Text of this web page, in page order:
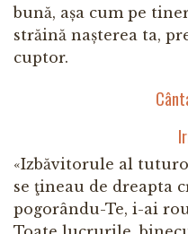
bună, așa cum pe
străină nașterea ta,
cuptor.
«Izbăvitorule al
se ţineau de dreapta
pogorându-Te, i-ai